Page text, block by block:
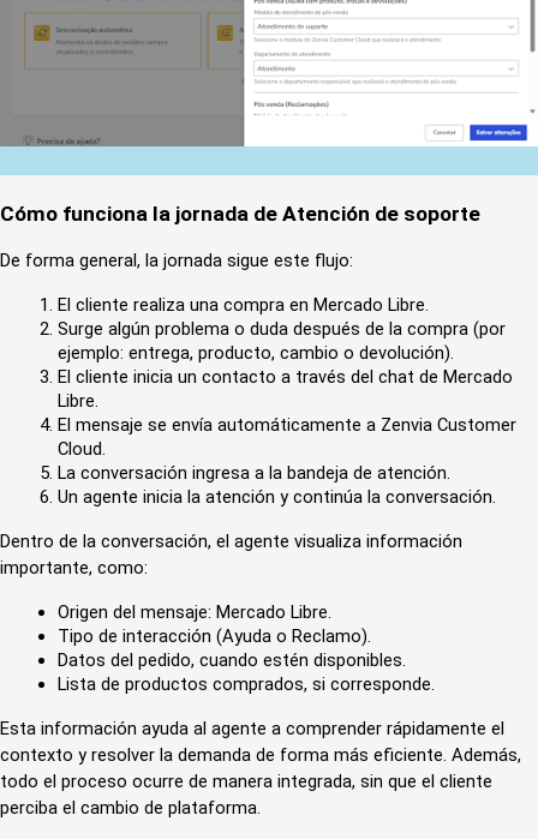
Cómo funciona la jornada de Atención de soporte
De forma general, la jornada sigue este flujo:
El cliente realiza una compra en Mercado Libre.
Surge algún problema o duda después de la compra (por
ejemplo: entrega, producto, cambio o devolución).
El cliente inicia un contacto a través del chat de Mercado
Libre.
El mensaje se envía automáticamente a Zenvia Customer
Cloud.
La conversación ingresa a la bandeja de atención.
Un agente inicia la atención y continúa la conversación.
Dentro de la conversación, el agente visualiza información
importante, como:
Origen del mensaje: Mercado Libre.
Tipo de interacción (Ayuda o Reclamo).
Datos del pedido, cuando estén disponibles.
Lista de productos comprados, si corresponde.
Esta información ayuda al agente a comprender rápidamente el
contexto y resolver la demanda de forma más eficiente. Además,
todo el proceso ocurre de manera integrada, sin que el cliente
perciba el cambio de plataforma.